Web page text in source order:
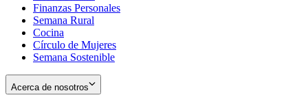
Finanzas Personales
Semana Rural
Cocina
Círculo de Mujeres
Semana Sostenible
Acerca de nosotros